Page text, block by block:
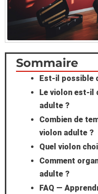
Sommaire
Est-il possible
Le violon est-il
adulte ?
Combien de
violon adulte ?
Quel violon
Comment
adulte ?
FAQ —
Scroll